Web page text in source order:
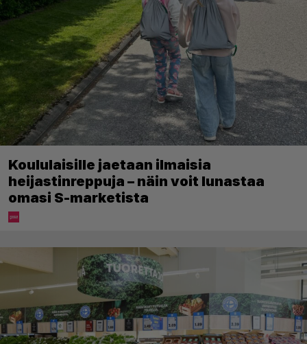
Koululaisille jaetaan ilmaisia
heijastinreppuja – näin voit lunastaa
omasi S-marketista